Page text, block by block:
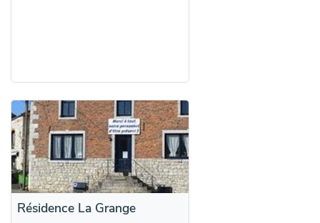
Résidence La Grange